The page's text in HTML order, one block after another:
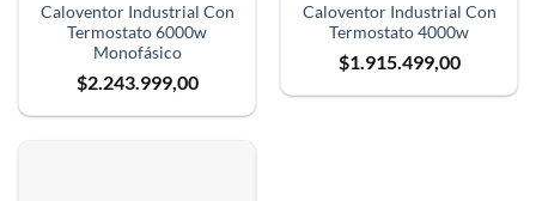
Caloventor Industrial Con
Termostato 6000w
Monofásico
$2.243.999,00
Caloventor Industrial Con
Termostato 4000w
$1.915.499,00